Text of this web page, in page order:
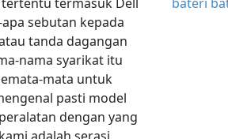
sebutan kepada
tanda dagangan
nama syarikat itu
mata untuk
pasti model
dengan yang